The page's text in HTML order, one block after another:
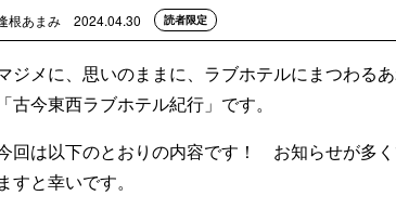
根あまみ 2024.04.30 読者限定
ジメに、思いのままに、ラブホテルにまつわる
「古今東西ラブホテル紀行」です。
回は以下のとおりの内容です！ お知らせが多
ますと幸いです。